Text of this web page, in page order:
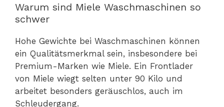
Warum sind Miele Waschmaschinen so
schwer
Hohe Gewichte bei Waschmaschinen können
ein Qualitätsmerkmal sein, insbesondere bei
Premium-Marken wie Miele. Ein Frontlader
von Miele wiegt selten unter 90 Kilo und
arbeitet besonders geräuschlos, auch im
Schleudergang.